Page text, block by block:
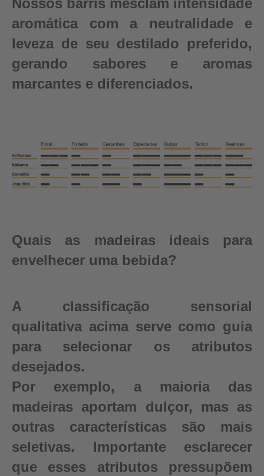
Nossos barris mesclam intensidade
aromática com a neutralidade e
leveza de seu destilado preferido,
gerando sabores e aromas
marcantes e diferenciados.
Quais as madeiras ideais para
envelhecer uma bebida?
A classificação sensorial
qualitativa acima serve como guia
para selecionar os atributos
desejados.
Por exemplo, a maioria das
madeiras aportam dulçor, mas as
outras características são mais
seletivas. Importante esclarecer
que esses atributos pressupõem